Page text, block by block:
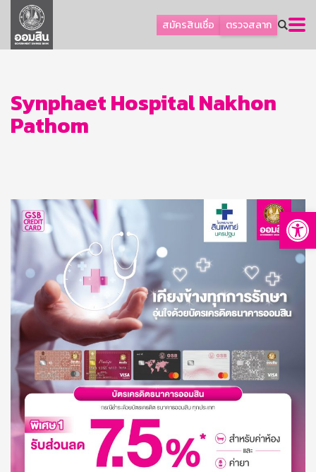
สมัครสินเชื่อ ตรวจสลาก
ลูกค้าธุรกิจ
ลูกค้าผู้ประกอบรายย่อย
ออมเพื่อสุข
เกี่ยวกับธนาคาร
อื่นๆ
ติดต่อเรา
บริการออนไลน์
TH
EN
GSB Society
Synphaet Hospital Nakhon
Pathom